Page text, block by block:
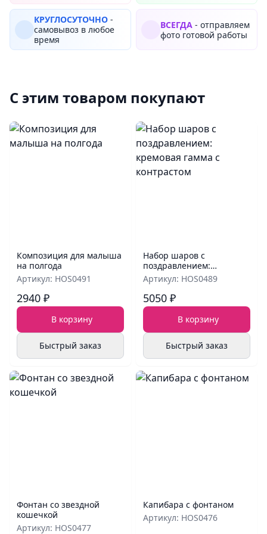
КРУГЛОСУТОЧНО -
самовывоз в любое
время
ВСЕГДА - отправляем
фото готовой работы
С этим товаром покупают
Композиция для малыша
на полгода
Артикул: HOS0491
2940 ₽
В корзину
Быстрый заказ
Набор шаров с
поздравлением:
кремовая гамма с
контрастом
Артикул: HOS0489
5050 ₽
В корзину
Быстрый заказ
Фонтан со звездной
кошечкой
Артикул: HOS0477
Капибара с фонтаном
Артикул: HOS0476